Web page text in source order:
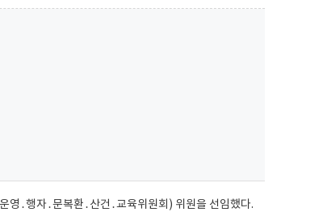
영․행자․문복환․산건․교육위원회) 위원을 선임했다.